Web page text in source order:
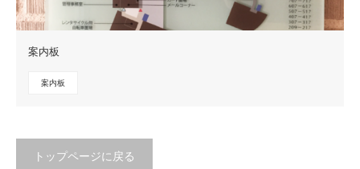
案内板
案内板
トップページに戻る